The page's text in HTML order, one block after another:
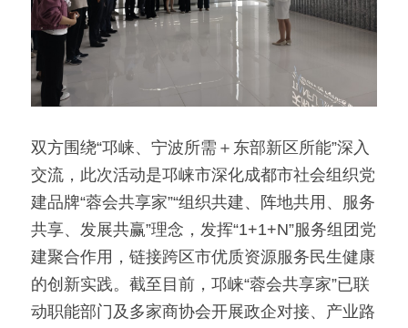
双方围绕“邛崃、宁波所需＋东部新区所能”深入
交流，此次活动是邛崃市深化成都市社会组织党
建品牌“蓉会共享家”“组织共建、阵地共用、服务
共享、发展共赢”理念，发挥“1+1+N”服务组团党
建聚合作用，链接跨区市优质资源服务民生健康
的创新实践。截至目前，邛崃“蓉会共享家”已联
动职能部门及多家商协会开展政企对接、产业路